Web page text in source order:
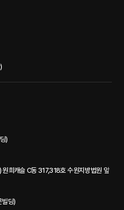
)
희캐슬 C동 317,318호 수원지방법원 앞
빌딩)